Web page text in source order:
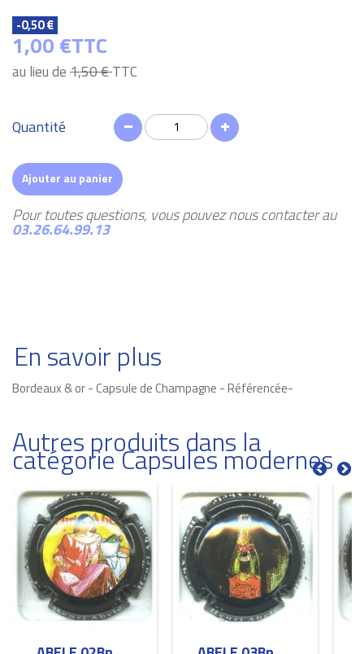
-0,50 €
1,00 €TTC
au lieu de1,50 €TTC
Quantité
Ajouter au panier
Pour toutes questions, vous pouvez nous contacter au
03.26.64.99.13
En savoir plus
Bordeaux & or - Capsule de Champagne - Référencée-
Autres produits dans la
catégorie Capsules modernes